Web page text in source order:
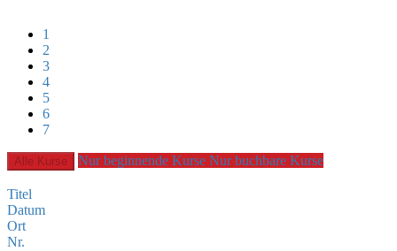
1
2
3
4
5
6
7
Alle Kurse Nur beginnende Kurse Nur buchbare Kurse
Titel
Datum
Ort
Nr.